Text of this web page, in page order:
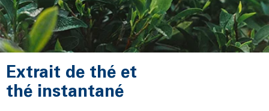
Extrait de thé et
thé instantané